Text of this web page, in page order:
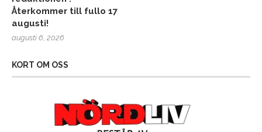
Återkommer till fullo 17
augusti!
augusti 6, 2026
KORT OM OSS